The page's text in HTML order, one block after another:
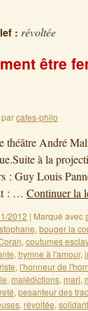
: révoltée
être
parcafes-philo
théâtre André
à la
: Guy Louis
: … Continuer la
2012 | Marqué avec
, bouger la
, coutumes
, hymne à l'amour,
, l'honneur de
, malédictions, mari,
, pesanteur des
, révoltée,